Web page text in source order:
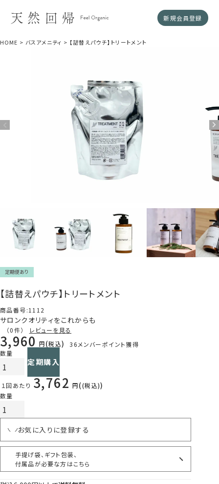
新規会員登録
HOME バスアメニティ 【詰替えパウチ】トリートメント
定期便あり
【詰替えパウチ】トリートメント
商品番号 1112
サロンクオリティをこれからも
（0件） レビューを見る
3,960 税込 36 メンバーポイント獲得
お気に入りに登録する
1回のみ購入
１回あたり 3,762 税込
定期購入
手提げ袋、ギフト包装、
付属品が必要な方はこちら